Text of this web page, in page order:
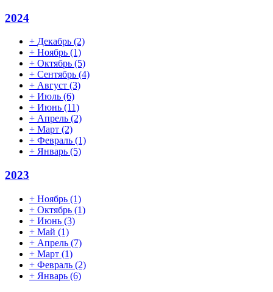
2024
+ Декабрь (2)
+ Ноябрь (1)
+ Октябрь (5)
+ Сентябрь (4)
+ Август (3)
+ Июль (6)
+ Июнь (11)
+ Апрель (2)
+ Март (2)
+ Февраль (1)
+ Январь (5)
2023
+ Ноябрь (1)
+ Октябрь (1)
+ Июнь (3)
+ Май (1)
+ Апрель (7)
+ Март (1)
+ Февраль (2)
+ Январь (6)